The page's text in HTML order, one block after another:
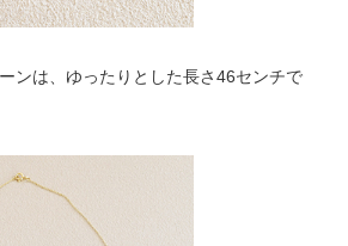
ンは、ゆったりとした長さ46センチで